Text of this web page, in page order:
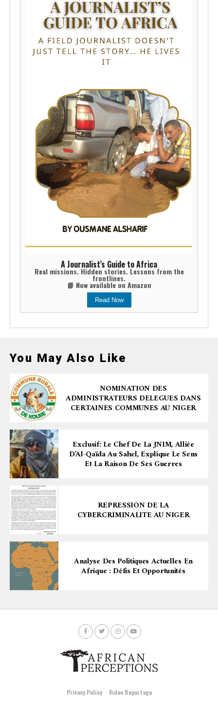
A Journalist’s Guide to Africa
Real missions. Hidden stories. Lessons from the
frontlines.
📘 Now available on Amazon
Read Now
You May Also Like
NOMINATION DES
ADMINISTRATEURS DELEGUES DANS
CERTAINES COMMUNES AU NIGER
Exclusif: Le Chef De La JNIM, Alliée
D’Al-Qaïda Au Sahel, Explique Le Sens
Et La Raison De Ses Guerres
REPRESSION DE LA
CYBERCRIMINALITE AU NIGER
Analyse Des Politiques Actuelles En
Afrique : Défis Et Opportunités
Privacy Policy Video Reportage